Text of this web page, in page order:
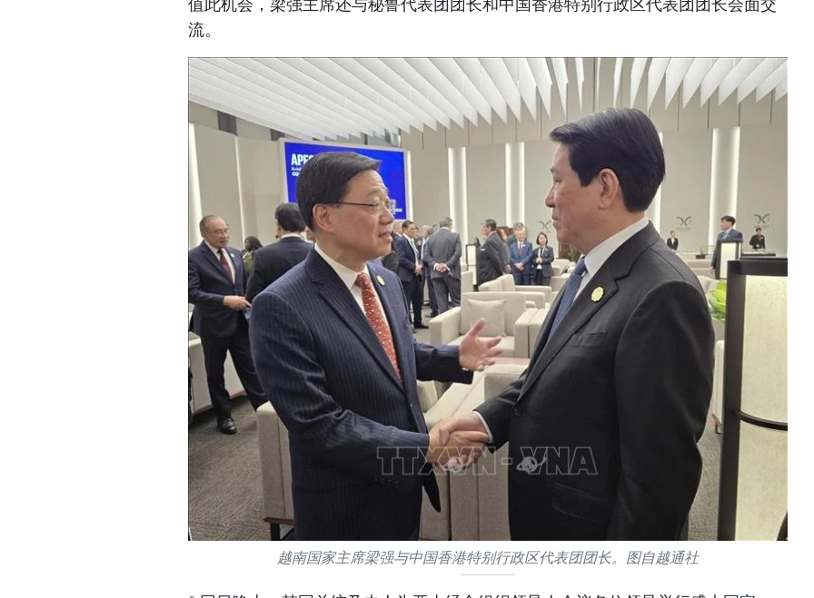
值此机会，梁强主席还与秘鲁代表团团长和中国香港特别行政区代表团团长会面交
流。
越南国家主席梁强与中国香港特别行政区代表团团长。图自越通社